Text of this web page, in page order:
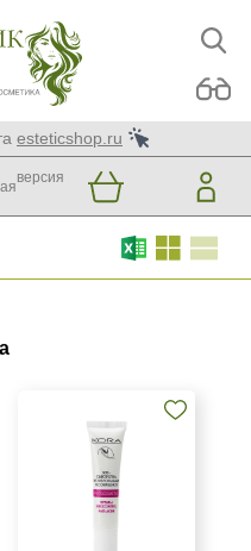
esteticshop.ru
версия